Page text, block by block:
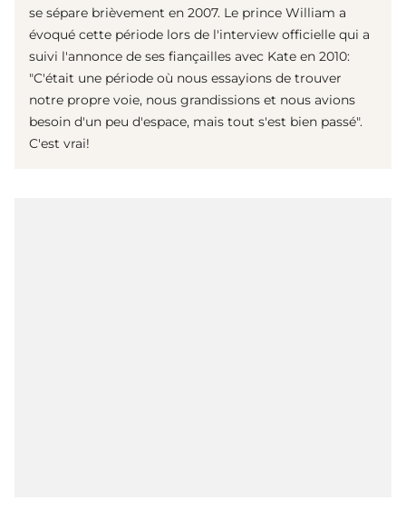
se sépare brièvement en 2007. Le prince William a
évoqué cette période lors de l'interview officielle qui a
suivi l'annonce de ses fiançailles avec Kate en 2010:
"C'était une période où nous essayions de trouver
notre propre voie, nous grandissions et nous avions
besoin d'un peu d'espace, mais tout s'est bien passé".
C'est vrai!